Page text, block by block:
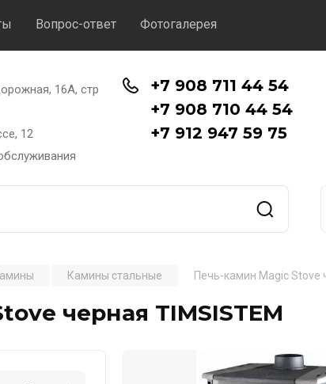
Вопрос-ответ Фотогалерея
16А, стр
12
+7 908 711 44 54
+7 908 710 44 54
+7 912 947 59 75
Камины стальные Печь-камин Magic Stove
черная TIMSISTEM